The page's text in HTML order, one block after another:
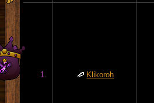
1. Klikoroh